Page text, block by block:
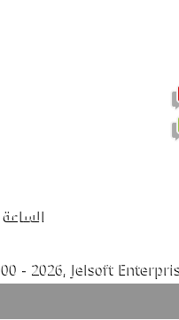
- 2026, Jelsoft